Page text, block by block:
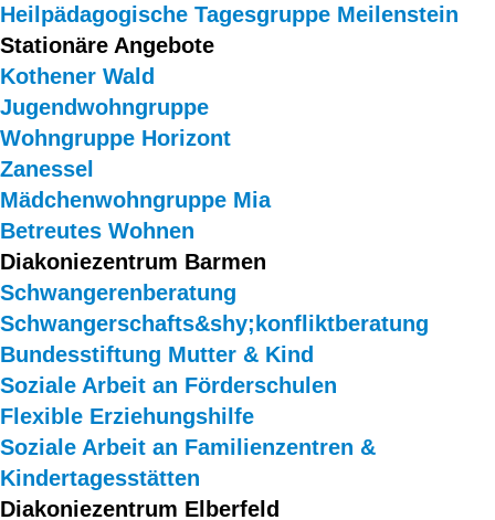
Heilpädagogische Tagesgruppe Meilenstein
Stationäre Angebote
Kothener Wald
Jugendwohngruppe
Wohngruppe Horizont
Zanessel
Mädchenwohngruppe Mia
Betreutes Wohnen
Diakoniezentrum Barmen
Schwangerenberatung
Schwangerschafts&shy;konfliktberatung
Bundesstiftung Mutter & Kind
Soziale Arbeit an Förderschulen
Flexible Erziehungshilfe
Soziale Arbeit an Familienzentren &
Kindertagesstätten
Diakoniezentrum Elberfeld